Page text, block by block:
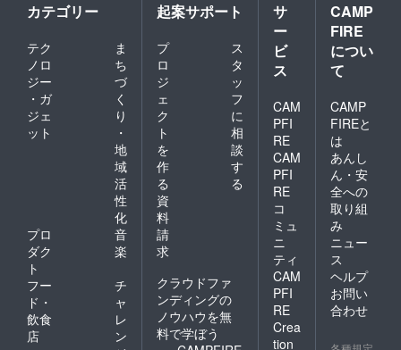
カテゴリー
テク
ノロ
ジー
・ガ
ジェ
ット
ま
ち
づ
く
り
・
地
域
活
性
化
プロ
ダク
ト
音
楽
フー
ド・
飲食
店
チ
ャ
レ
ン
起案サポート
プ
ロ
ジ
ェ
ク
ト
を
作
る
ス
タ
ッ
フ
に
相
談
す
る
資
料
請
求
クラウドファ
ンディングの
ノウハウを無
料で学ぼう
サ
ー
ビ
ス
CAM
PFI
RE
CAM
PFI
RE
コ
ミュ
ニ
ティ
CAM
PFI
RE
Crea
tion
CAMP
FIRE
につい
て
CAMP
FIREと
は
あんし
ん・安
全への
取り組
み
ニュー
ス
ヘルプ
お問い
合わせ